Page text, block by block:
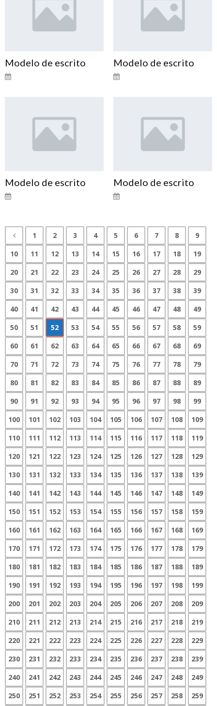
Modelo de escrito Modelo de escrito
Modelo de escrito Modelo de escrito
1 2 3 4 5 6 7 8
9
10
11 12 13 14 15 16 17 18
19
20
21 22 23 24 25 26 27 28
29
30
31 32 33 34 35 36 37 38
39
40
41 42 43 44 45 46 47 48
49
50
51 52 53 54 55 56 57 58
59
60
61 62 63 64 65 66 67 68
69
70
71 72 73 74 75 76 77 78
79
80
81 82 83 84 85 86 87 88
89
90
91 92 93 94 95 96 97 98
99
100
101 102 103 104 105 106 107 108
109
110
111 112 113 114 115 116 117 118
119
120
121 122 123 124 125 126 127 128
129
130
131 132 133 134 135 136 137 138
139
140
141 142 143 144 145 146 147 148
149
150
151 152 153 154 155 156 157 158
159
160
161 162 163 164 165 166 167 168
169
170
171 172 173 174 175 176 177 178
179
180
181 182 183 184 185 186 187 188
189
190
191 192 193 194 195 196 197 198
199
200
201 202 203 204 205 206 207 208
209
210
211 212 213 214 215 216 217 218
219
220
221 222 223 224 225 226 227 228
229
230
231 232 233 234 235 236 237 238
239
240
241 242 243 244 245 246 247 248
249
250
251 252 253 254 255 256 257 258 259